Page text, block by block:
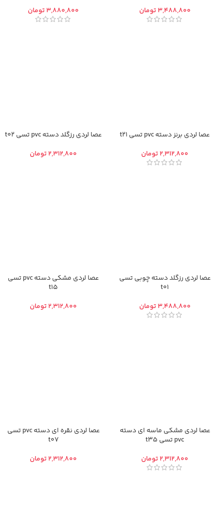
تومان
تومان
عصا لردی برنز دسته pvc تسی t21
تومان
عصا لردی رزگلد دسته pvc تسی t02
تومان
عصا لردی رزگلد دسته چوبی تسی
t01
تومان
عصا لردی مشکی دسته pvc تسی
t15
تومان
عصا لردی مشکی ماسه ای دسته
pvc تسی t35
تومان
عصا لردی نقره ای دسته pvc تسی
t07
تومان